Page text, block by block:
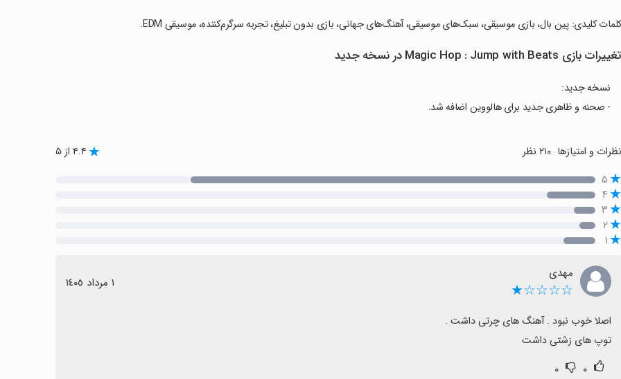
‏کلمات کلیدی: پین بال، بازی موسیقی، سبک‌های موسیقی، آهنگ‌های جهانی، بازی بدون تبلیغ، تجربه سرگرم‌کننده، موسیقی EDM.
تغییرات بازی Magic Hop : Jump with Beats در نسخه جدید
نسخه جدید:
- صحنه و ظاهری جدید برای هالووین اضافه شد.
نظرات و امتیازها ۲۱۰ نظر ۴.۴ از ۵
۵
۴
۳
۲
۱
مهدی
☆☆☆☆★ ١ مرداد ١٤٠٥
توپ های زشتی داشت
۰ ۰